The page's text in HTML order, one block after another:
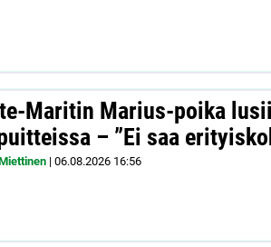
Maritin Marius-poika lusii
– ”Ei saa
| 06.08.2026 16:56